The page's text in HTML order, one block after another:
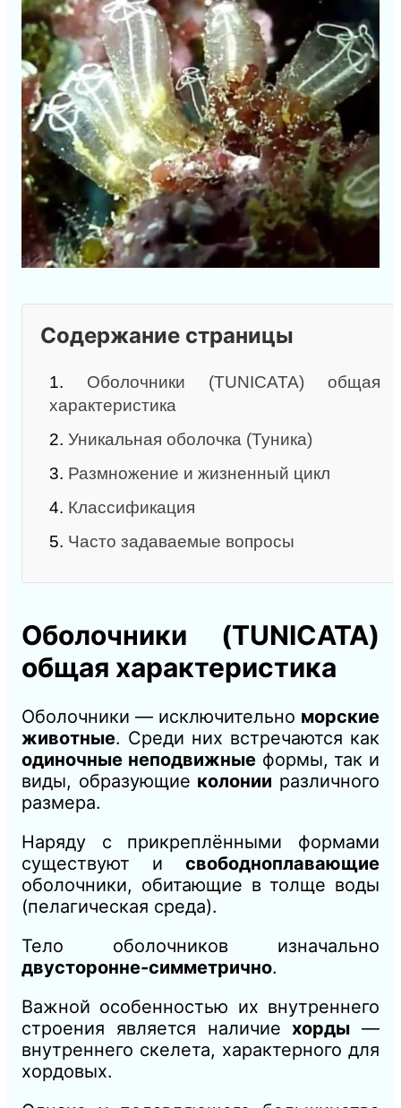
Содержание страницы
1. Оболочники (TUNICATA) общая
характеристика
2. Уникальная оболочка (Туника)
3. Размножение и жизненный цикл
4. Классификация
5. Часто задаваемые вопросы
Оболочники (TUNICATA)
общая характеристика
Оболочники — исключительно морские
животные. Среди них встречаются как
одиночные неподвижныеформы, так и
виды, образующие колонии различного
размера.
Наряду с прикреплёнными формами
существуют и свободноплавающие
оболочники, обитающие в толще воды
(пелагическая среда).
Тело оболочников изначально
двусторонне-симметрично.
Важной особенностью их внутреннего
строения является наличиехорды —
внутреннего скелета, характерного для
хордовых.